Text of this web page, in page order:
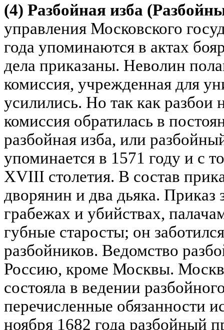
(4) Разбойная изба
управления Московского
года упоминаются в актах
дела приказаны. Неволин
комиссия, учрежденная для
усилились. Но так как разбои
комиссия обратилась в
разбойная изба, или
упоминается в 1571 году и с
XVIII столетия. В состав
дворянин и два дьяка. Приказ
грабежах и убийствах,
губные старосты; он
разбойников. Ведомство
Россию, кроме Москвы.
состояла в ведении
перечисленные обязанности
ноября 1682 года разбойный